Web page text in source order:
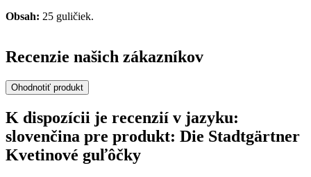
Obsah: 25 guličiek.
Recenzie našich zákazníkov
Ohodnotiť produkt
K dispozícii je recenzií v jazyku:
slovenčina pre produkt: Die Stadtgärtner
Kvetinové guľôčky